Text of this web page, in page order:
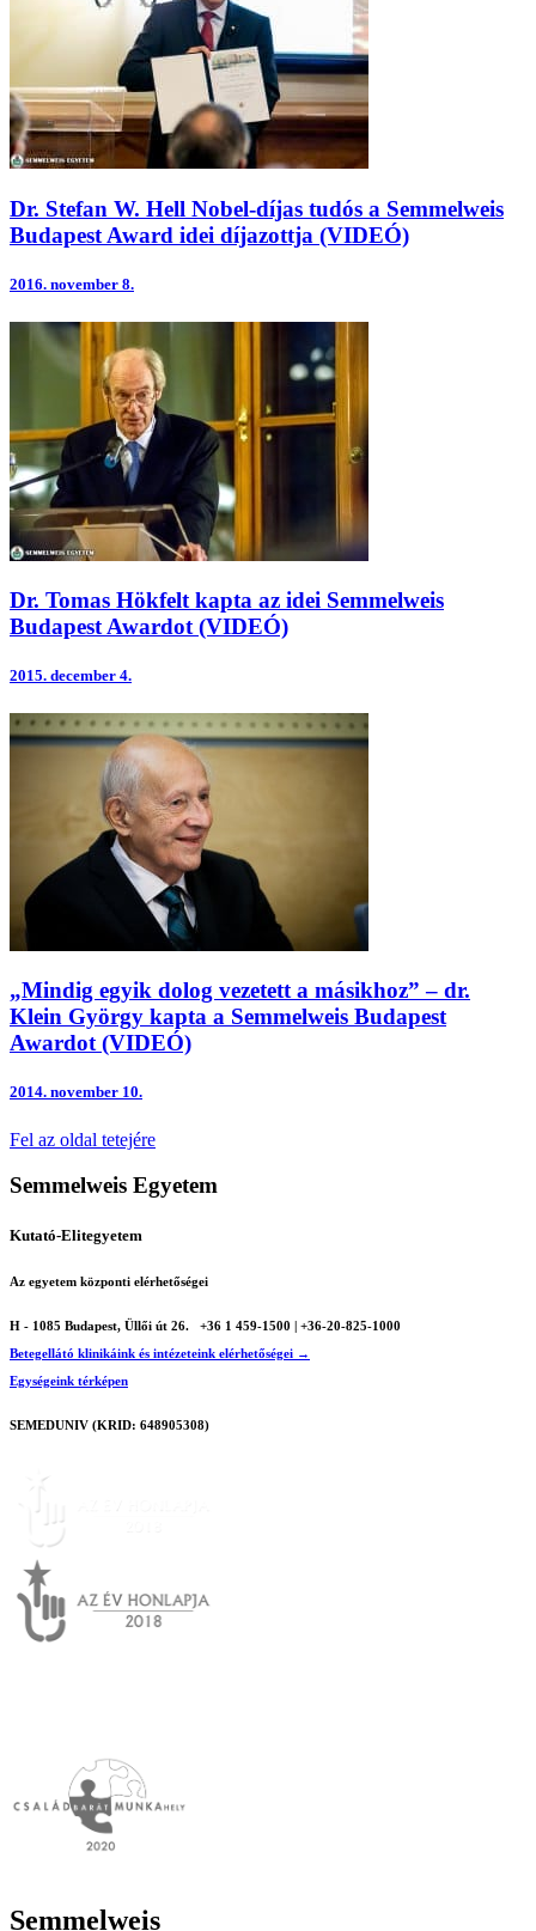
Dr. Stefan W. Hell Nobel-díjas tudós a Semmelweis
Budapest Award idei díjazottja (VIDEÓ)
2016. november 8.
Dr. Tomas Hökfelt kapta az idei Semmelweis
Budapest Awardot (VIDEÓ)
2015. december 4.
„Mindig egyik dolog vezetett a másikhoz” – dr.
Klein György kapta a Semmelweis Budapest
Awardot (VIDEÓ)
2014. november 10.
Fel az oldal tetejére
Semmelweis Egyetem
Kutató-Elitegyetem
Az egyetem központi elérhetőségei
H - 1085 Budapest, Üllői út 26.
+36 1 459-1500 | +36-20-825-1000
Betegellátó klinikáink és intézeteink elérhetőségei →
Egységeink térképen
SEMEDUNIV (KRID: 648905308)
Semmelweis